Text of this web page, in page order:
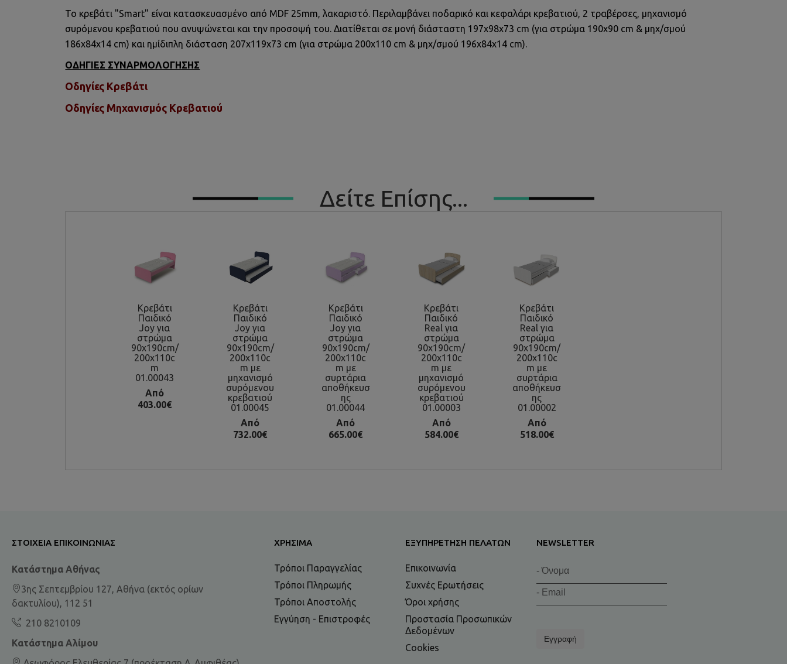
Το κρεβάτι "Smart" είναι κατασκευασμένο από MDF 25mm, λακαριστό. Περιλαμβάνει ποδαρικό και κεφαλάρι κρεβατιού, 2 τραβέρσες, μηχανισμό
συρόμενου κρεβατιού που ανυψώνεται και την προσοψή του. Διατίθεται σε μονή διάσταστη 197x98x73 cm (για στρώμα 190x90 cm & μηχ/σμού
186x84x14 cm) και ημίδιπλη διάσταση 207χ119χ73 cm (για στρώμα 200χ110 cm & μηχ/σμού 196χ84x14 cm).
ΟΔΗΓΙΕΣ ΣΥΝΑΡΜΟΛΟΓΗΣΗΣ
Οδηγίες Κρεβάτι
Οδηγίες Μηχανισμός Κρεβατιού
Δείτε Επίσης...
Κρεβάτι
Παιδικό
Joy για
στρώμα
90x190cm/
200x110c
m
01.00043
Από
403.00€
Κρεβάτι
Παιδικό
Joy για
στρώμα
90x190cm/
200x110c
m με
μηχανισμό
συρόμενου
κρεβατιού
01.00045
Από
732.00€
Κρεβάτι
Παιδικό
Joy για
στρώμα
90x190cm/
200x110c
m με
συρτάρια
αποθήκευσ
ης
01.00044
Από
665.00€
Κρεβάτι
Παιδικό
Real για
στρώμα
90x190cm/
200x110c
m με
μηχανισμό
συρόμενου
κρεβατιού
01.00003
Από
584.00€
Κρεβάτι
Παιδικό
Real για
στρώμα
90x190cm/
200x110c
m με
συρτάρια
αποθήκευσ
ης
01.00002
Από
518.00€
ΣΤΟΙΧΕΊΑ ΕΠΙΚΟΙΝΩΝΊΑΣ
Κατάστημα Αθήνας
3ης Σεπτεμβρίου 127, Αθήνα (εκτός ορίων
δακτυλίου), 112 51
210 8210109
Κατάστημα Αλίμου
ΧΡΉΣΙΜΑ
Τρόποι Παραγγελίας
Τρόποι Πληρωμής
Τρόποι Αποστολής
Εγγύηση - Επιστροφές
ΕΞΥΠΗΡΈΤΗΣΗ ΠΕΛΑΤΏΝ
Επικοινωνία
Συχνές Ερωτήσεις
Όροι χρήσης
Προστασία Προσωπικών
Δεδομένων
Cookies
NEWSLETTER
Εγγραφή